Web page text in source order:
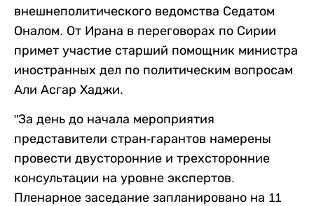
внешнеполитического ведомства Седатом
Оналом. От Ирана в переговорах по Сирии
примет участие старший помощник министра
иностранных дел по политическим вопросам
Али Асгар Хаджи.
"За день до начала мероприятия
представители стран-гарантов намерены
провести двусторонние и трехсторонние
консультации на уровне экспертов.
Пленарное заседание запланировано на 11